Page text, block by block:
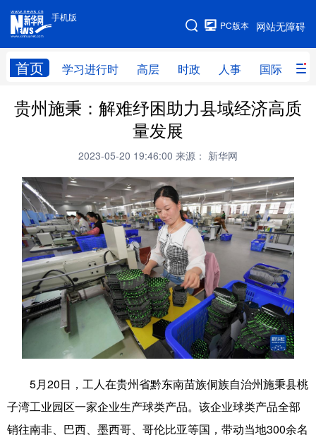
手机版
网站无障碍
PC版本
首页 学习进行时 高层 时政 人事 国际 财
手机版
网站地图
学习进行时 高层 时政 人事
全球连线
科技 科创 量子 体育
文化 书画 健康 军事
访谈 视频 图片 政务
法律 中央文件 金融 汽车
食品 人居 信息化 数字经济
乡村振兴 银龄 溯源中国
彩票 娱乐 时尚 悦读
公益 一带一路 亚太网 上市公司
贵州施秉：解难纾困助力县域经济高质
量发展
2023-05-20 19:46:00 来源： 新华网
5月20日，工人在贵州省黔东南苗族侗族自治州施秉县桃
子湾工业园区一家企业生产球类产品。该企业球类产品全部
销往南非、巴西、墨西哥、哥伦比亚等国，带动当地300余名